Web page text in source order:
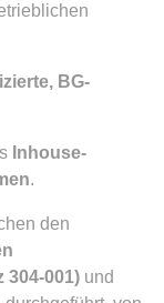
BG-
Inhouse-
.
den
304-001) und